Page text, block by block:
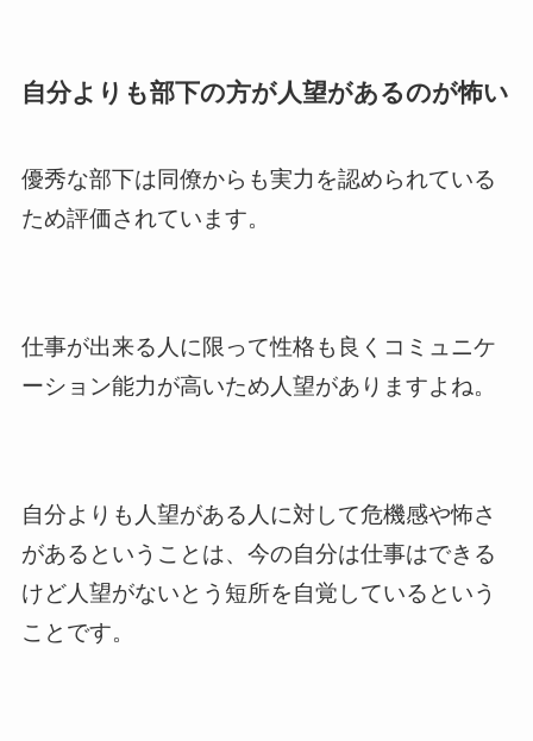
自分よりも部下の方が人望があるのが怖い
優秀な部下は同僚からも実力を認められている
ため評価されています。
仕事が出来る人に限って性格も良くコミュニケ
ーション能力が高いため人望がありますよね。
自分よりも人望がある人に対して危機感や怖さ
があるということは、今の自分は仕事はできる
けど人望がないとう短所を自覚しているという
ことです。